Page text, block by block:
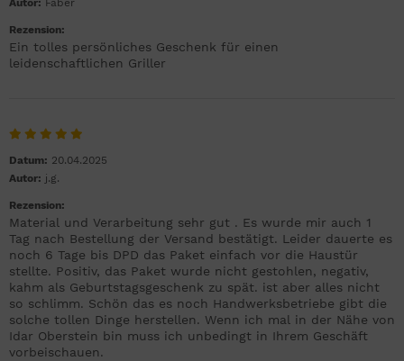
Autor: Faber
Rezension:
Ein tolles persönliches Geschenk für einen
leidenschaftlichen Griller
Datum: 20.04.2025
Autor: j.g.
Rezension:
Material und Verarbeitung sehr gut . Es wurde mir auch 1
Tag nach Bestellung der Versand bestätigt. Leider dauerte es
noch 6 Tage bis DPD das Paket einfach vor die Haustür
stellte. Positiv, das Paket wurde nicht gestohlen, negativ,
kahm als Geburtstagsgeschenk zu spät. ist aber alles nicht
so schlimm. Schön das es noch Handwerksbetriebe gibt die
solche tollen Dinge herstellen. Wenn ich mal in der Nähe von
Idar Oberstein bin muss ich unbedingt in Ihrem Geschäft
vorbeischauen.